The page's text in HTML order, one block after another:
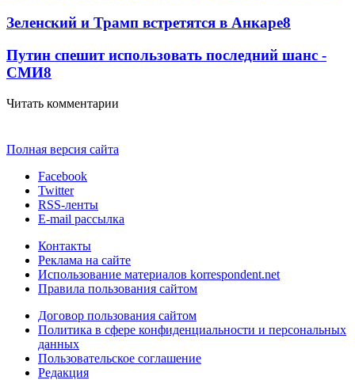
Зеленский и Трамп встретятся в Анкаре8
Путин спешит использовать последний шанс -
СМИ8
Читать комментарии
Полная версия сайта
Facebook
Twitter
RSS-ленты
E-mail рассылка
Контакты
Реклама на сайте
Использование материалов korrespondent.net
Правила пользования сайтом
Договор пользования сайтом
Политика в сфере конфиденциальности и персональных
данных
Пользовательское соглашение
Редакция